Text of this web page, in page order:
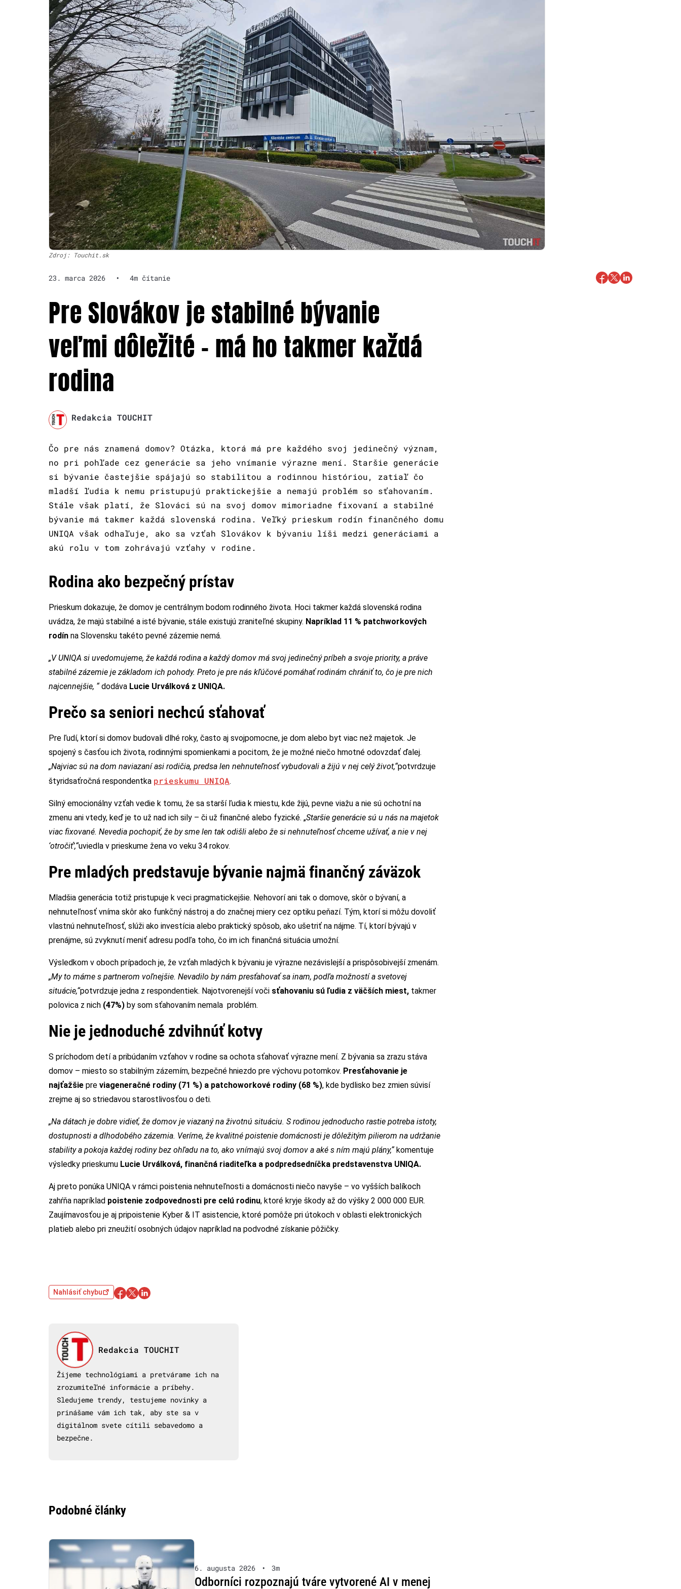
Zdroj: Touchit.sk
23. marca 2026 • 4m čítanie
Pre Slovákov je stabilné bývanie
veľmi dôležité – má ho takmer každá
rodina
Redakcia TOUCHIT
Čo pre nás znamená domov? Otázka, ktorá má pre každého svoj jedinečný význam,
no pri pohľade cez generácie sa jeho vnímanie výrazne mení. Staršie generácie
si bývanie častejšie spájajú so stabilitou a rodinnou históriou, zatiaľ čo
mladší ľudia k nemu pristupujú praktickejšie a nemajú problém so sťahovaním.
Stále však platí, že Slováci sú na svoj domov mimoriadne fixovaní a stabilné
bývanie má takmer každá slovenská rodina. Veľký prieskum rodín finančného domu
UNIQA však odhaľuje, ako sa vzťah Slovákov k bývaniu líši medzi generáciami a
akú rolu v tom zohrávajú vzťahy v rodine.
Rodina ako bezpečný prístav
Prieskum dokazuje, že domov je centrálnym bodom rodinného života. Hoci takmer každá slovenská rodina
uvádza, že majú stabilné a isté bývanie, stále existujú zraniteľné skupiny. Napríklad 11 % patchworkových
rodín na Slovensku takéto pevné zázemie nemá.
„V UNIQA si uvedomujeme, že každá rodina a každý domov má svoj jedinečný príbeh a svoje priority, a práve
stabilné zázemie je základom ich pohody. Preto je pre nás kľúčové pomáhať rodinám chrániť to, čo je pre nich
najcennejšie, “dodáva Lucie Urválková z UNIQA.
Prečo sa seniori nechcú sťahovať
Pre ľudí, ktorí si domov budovali dlhé roky, často aj svojpomocne, je dom alebo byt viac než majetok. Je
spojený s časťou ich života, rodinnými spomienkami a pocitom, že je možné niečo hmotné odovzdať ďalej.
„Najviac sú na dom naviazaní asi rodičia, predsa len nehnuteľnosť vybudovali a žijú v nej celý život,“potvrdzuje
štyridsaťročná respondentka prieskumu UNIQA.
Silný emocionálny vzťah vedie k tomu, že sa starší ľudia k miestu, kde žijú, pevne viažu a nie sú ochotní na
zmenu ani vtedy, keď je to už nad ich sily – či už finančné alebo fyzické. „Staršie generácie sú u nás na majetok
viac fixované. Nevedia pochopiť, že by sme len tak odišli alebo že si nehnuteľnosť chceme užívať, a nie v nej
‘otročiť’,“uviedla v prieskume žena vo veku 34 rokov.
Pre mladých predstavuje bývanie najmä finančný záväzok
Mladšia generácia totiž pristupuje k veci pragmatickejšie. Nehovorí ani tak o domove, skôr o bývaní, a
nehnuteľnosť vníma skôr ako funkčný nástroj a do značnej miery cez optiku peňazí. Tým, ktorí si môžu dovoliť
vlastnú nehnuteľnosť, slúži ako investícia alebo praktický spôsob, ako ušetriť na nájme. Tí, ktorí bývajú v
prenájme, sú zvyknutí meniť adresu podľa toho, čo im ich finančná situácia umožní.
Výsledkom v oboch prípadoch je, že vzťah mladých k bývaniu je výrazne nezávislejší a prispôsobivejší zmenám.
„My to máme s partnerom voľnejšie. Nevadilo by nám presťahovať sa inam, podľa možností a svetovej
situácie,“potvrdzuje jedna z respondentiek. Najotvorenejší voči sťahovaniu sú ľudia z väčších miest, takmer
polovica z nich (47%) by som sťahovaním nemala problém.
Nie je jednoduché zdvihnúť kotvy
S príchodom detí a pribúdaním vzťahov v rodine sa ochota sťahovať výrazne mení. Z bývania sa zrazu stáva
domov – miesto so stabilným zázemím, bezpečné hniezdo pre výchovu potomkov. Presťahovanie je
najťažšie pre viageneračné rodiny (71 %) a patchoworkové rodiny (68 %), kde bydlisko bez zmien súvisí
zrejme aj so striedavou starostlivosťou o deti.
„Na dátach je dobre vidieť, že domov je viazaný na životnú situáciu. S rodinou jednoducho rastie potreba istoty,
dostupnosti a dlhodobého zázemia. Veríme, že kvalitné poistenie domácnosti je dôležitým pilierom na udržanie
stability a pokoja každej rodiny bez ohľadu na to, ako vnímajú svoj domov a aké s ním majú plány,“komentuje
výsledky prieskumu Lucie Urválková, finančná riaditeľka a podpredsedníčka predstavenstva UNIQA.
Aj preto ponúka UNIQA v rámci poistenia nehnuteľnosti a domácnosti niečo navyše – vo vyšších balíkoch
zahŕňa napríklad poistenie zodpovednosti pre celú rodinu, ktoré kryje škody až do výšky 2 000 000 EUR.
Zaujímavosťou je aj pripoistenie Kyber & IT asistencie, ktoré pomôže pri útokoch v oblasti elektronických
platieb alebo pri zneužití osobných údajov napríklad na podvodné získanie pôžičky.
Nahlásiť chybu
Redakcia TOUCHIT
Žijeme technológiami a pretvárame ich na
zrozumiteľné informácie a príbehy.
Sledujeme trendy, testujeme novinky a
prinášame vám ich tak, aby ste sa v
digitálnom svete cítili sebavedomo a
bezpečne.
Podobné články
6. augusta 2026 • 3m
Odborníci rozpoznajú tváre vytvorené AI v menej